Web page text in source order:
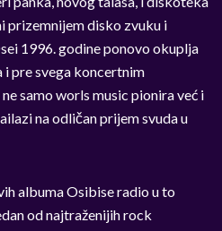
prizemnijem disko zvuku i
1996. godine ponovo okuplja
pre svega koncertnim
samo worls music pionira već i
na odličan prijem svuda u
albuma Osibise radio u to
od najtraženijih rock